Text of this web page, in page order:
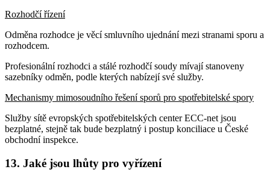
Rozhodčí řízení
Odměna rozhodce je věcí smluvního ujednání mezi stranami sporu a
rozhodcem.
Profesionální rozhodci a stálé rozhodčí soudy mívají stanoveny
sazebníky odměn, podle kterých nabízejí své služby.
Mechanismy mimosoudního řešení sporů pro spotřebitelské spory
Služby sítě evropských spotřebitelských center ECC-net jsou
bezplatné, stejně tak bude bezplatný i postup konciliace u České
obchodní inspekce.
13. Jaké jsou lhůty pro vyřízení